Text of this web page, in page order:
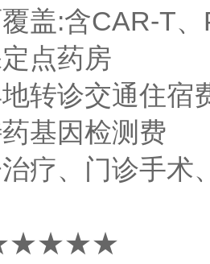
盖:含CAR-T
点药房
转诊交通住宿
基因检测费
疗、门诊手术
:★★★★★